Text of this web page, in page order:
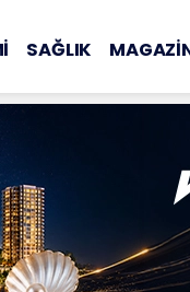
SAĞLIK